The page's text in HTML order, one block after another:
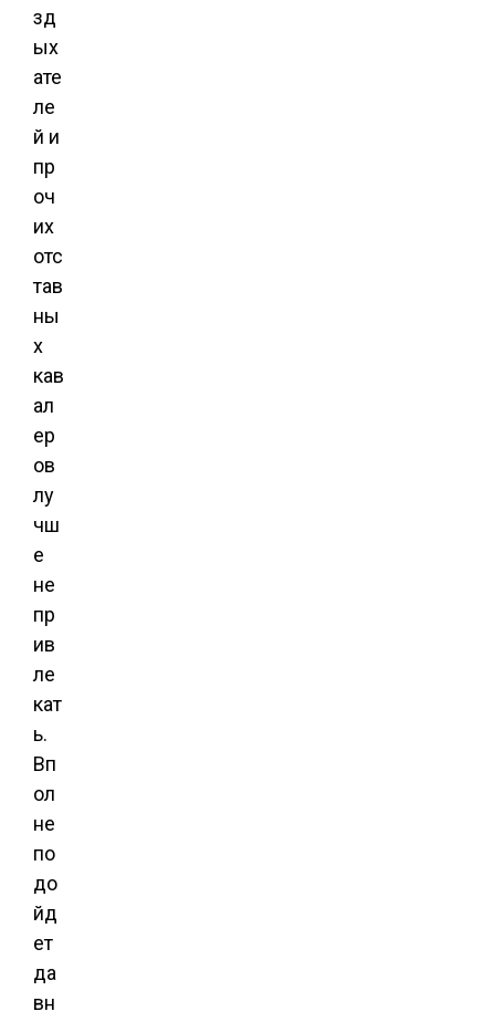
зд
ых
ате
ле
й и
пр
оч
их
отс
тав
ны
х
кав
ал
ер
ов
лу
чш
е
не
пр
ив
ле
кат
ь.
Вп
ол
не
по
до
йд
ет
да
вн